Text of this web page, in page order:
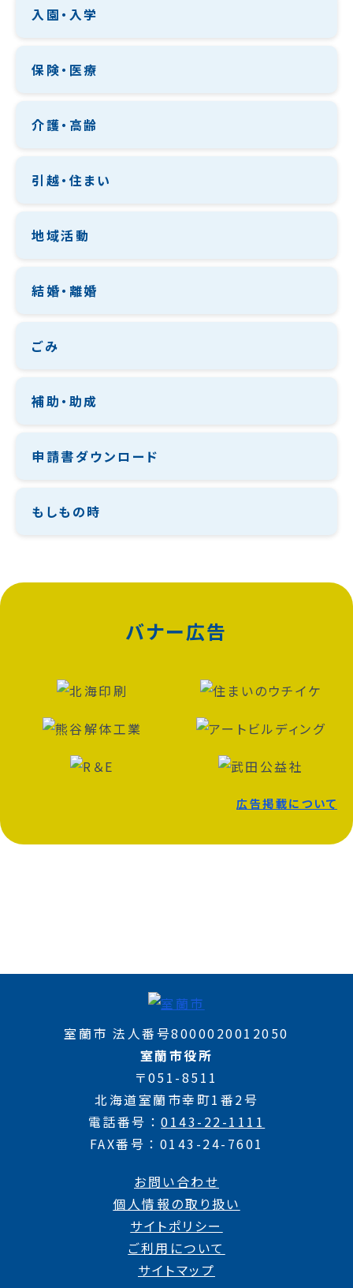
入園・入学
保険・医療
介護・高齢
引越・住まい
地域活動
結婚・離婚
ごみ
補助・助成
申請書ダウンロード
もしもの時
バナー広告
広告掲載について
室蘭市 法人番号8000020012050
室蘭市役所
〒051-8511
北海道室蘭市幸町1番2号
電話番号
0143-22-1111
FAX番号
0143-24-7601
お問い合わせ
個人情報の取り扱い
サイトポリシー
ご利用について
サイトマップ